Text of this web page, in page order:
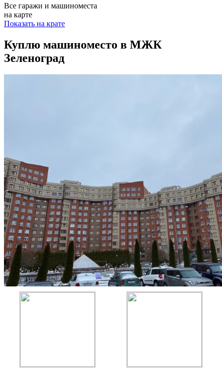
Все гаражи и машиноместа
на карте
Показать на крате
Куплю машиноместо в МЖК
Зеленоград